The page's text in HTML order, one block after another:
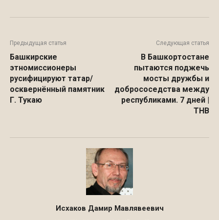
Предыдущая статья
Башкирские
этномиссионеры
русифицируют татар/
осквернённый памятник
Г. Тукаю
Следующая статья
В Башкортостане
пытаются поджечь
мосты дружбы и
добрососедства между
республиками. 7 дней |
ТНВ
Исхаков Дамир Мавлявеевич